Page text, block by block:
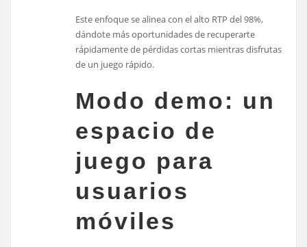
Este enfoque se alinea con el alto RTP del 98%,
dándote más oportunidades de recuperarte
rápidamente de pérdidas cortas mientras disfrutas
de un juego rápido.
Modo demo: un
espacio de
juego para
usuarios
móviles